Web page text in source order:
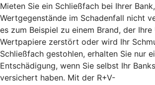
Mieten Sie ein Schließfach bei Ihrer
Wertgegenstände im Schadenfall nicht
es zum Beispiel zu einem Brand, der Ihre
Wertpapiere zerstört oder wird Ihr
Schließfach gestohlen, erhalten Sie nur
Entschädigung, wenn Sie selbst Ihr
versichert haben. Mit der R+V-